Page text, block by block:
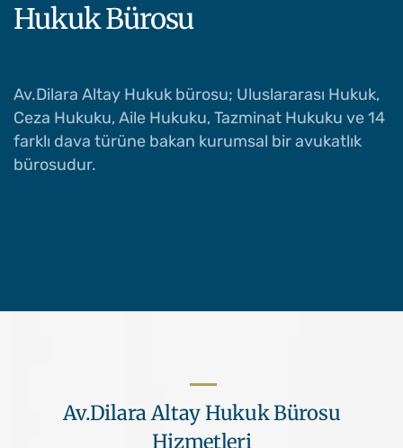
Hukuk Bürosu
Av.Dilara Altay Hukuk bürosu; Uluslararası Hukuk,
Ceza Hukuku, Aile Hukuku, Tazminat Hukuku ve 14
farklı dava türüne bakan kurumsal bir avukatlık
bürosudur.
Av.Dilara Altay Hukuk Bürosu
Hizmetleri